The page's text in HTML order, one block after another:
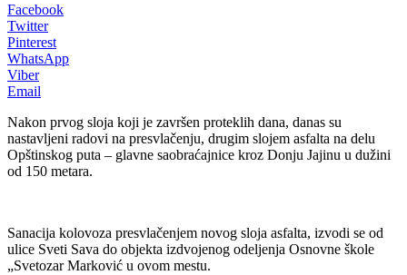
Facebook
Twitter
Pinterest
WhatsApp
Viber
Email
Nakon prvog sloja koji je završen proteklih dana, danas su
nastavljeni radovi na presvlačenju, drugim slojem asfalta na delu
Opštinskog puta – glavne saobraćajnice kroz Donju Jajinu u dužini
od 150 metara.
Sanacija kolovoza presvlačenjem novog sloja asfalta, izvodi se od
ulice Sveti Sava do objekta izdvojenog odeljenja Osnovne škole
„Svetozar Marković u ovom mestu.